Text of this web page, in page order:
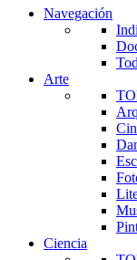
Navegación
Arte
Ciencia